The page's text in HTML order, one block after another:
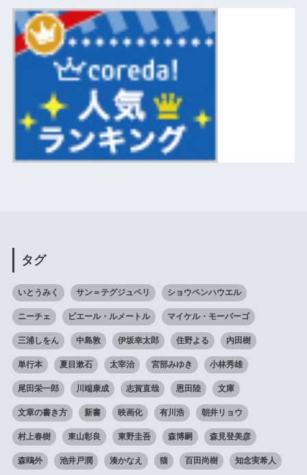
タグ
いとうみく サン＝テグジュペリ ショウペンハウエル
ニーチェ ピエール・ルメートル マイケル・モーパーゴ
三浦しをん 中島敦 伊坂幸太郎 住野よる 内田樹
単行本 夏目漱石 太宰治 宮部みゆき 小林秀雄
尾田栄一郎 川端康成 志賀直哉 恩田陸 文庫
文章の書き方 新書 映画化 有川浩 朝井リョウ
村上春樹 東山彰良 東野圭吾 森博嗣 森見登美彦
森鴎外 池井戸潤 湊かなえ 猫 百田尚樹 知念実希人